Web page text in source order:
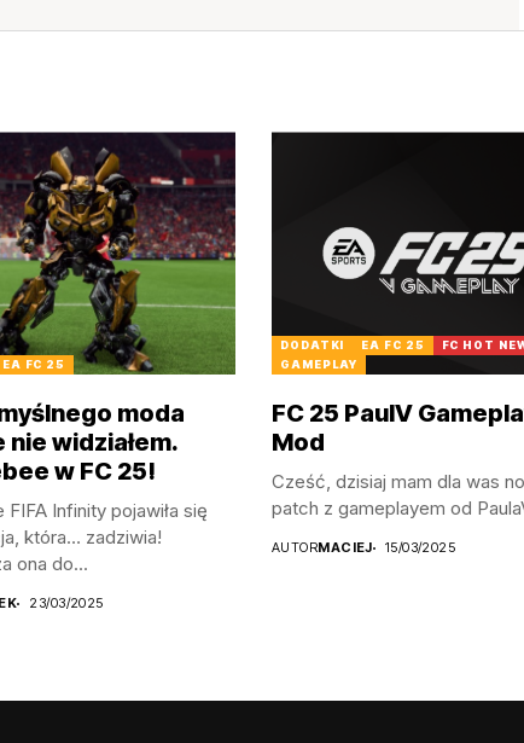
EA FC 25
moda
nie widziałem.
w FC 25!
Infinity pojawiła się
która… zadziwia!
ona do...
23/03/2025
DODATKI EA FC 25
FC HOT
GAMEPLAY
FC 25 PaulV
Mod
Cześć, dzisiaj mam dla was
patch z gameplayem od
AUTORMACIEJ 15/03/2025